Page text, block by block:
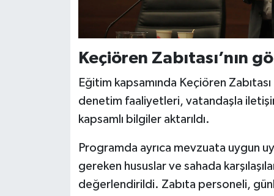
Keçiören Zabıtası’nın
Eğitim kapsamında Keçiören
denetim faaliyetleri, vatandaşla
kapsamlı bilgiler aktarıldı.
Programda ayrıca mevzuata uygun
gereken hususlar ve sahada
değerlendirildi. Zabıta personeli,